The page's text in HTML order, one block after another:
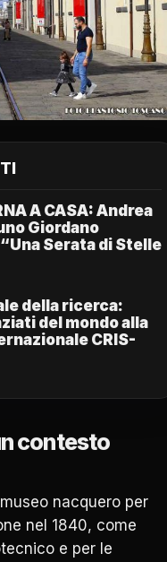
A CASA: Andrea
Giordano
Serata di Stelle
della ricerca:
del mondo alla
CRIS-
contesto
nacquero per
nel 1840, come
e per le